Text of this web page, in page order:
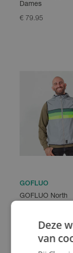
Dames
€ 79.95
GOFLUO
GOFLUO North
Deze
van